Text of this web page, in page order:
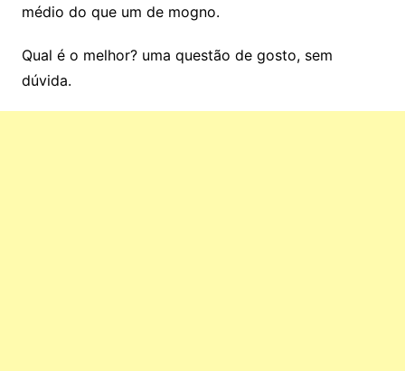
médio do que um de mogno.
Qual é o melhor? uma questão de gosto, sem
dúvida.